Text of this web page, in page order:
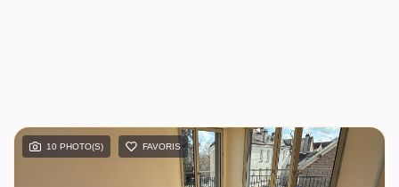
10 PHOTO(S) FAVORIS